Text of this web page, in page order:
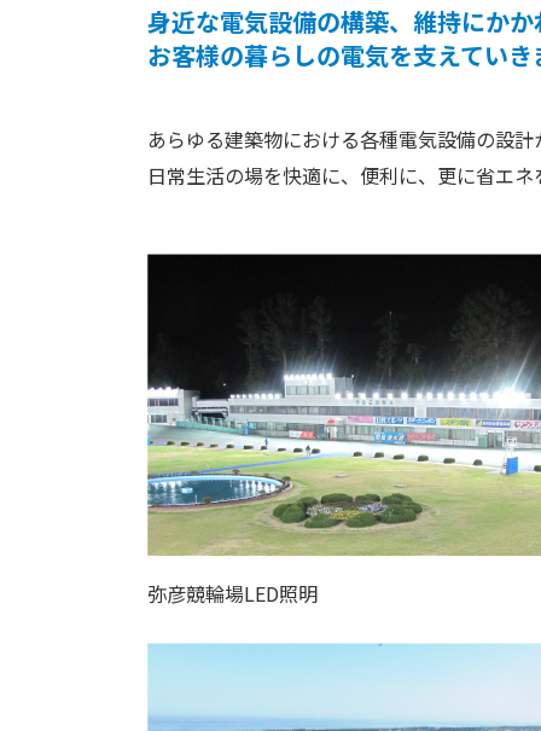
身近な電気設備の構築、維持にかか
お客様の暮らしの電気を支えていき
あらゆる建築物における各種電気設備の設
日常生活の場を快適に、便利に、更に省エ
弥彦競輪場LED照明